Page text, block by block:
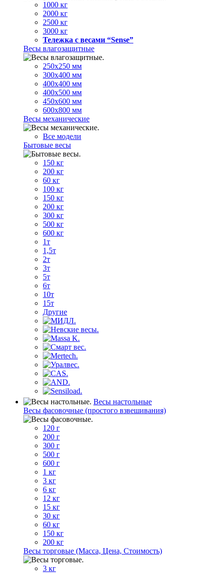
1000 кг
2000 кг
2500 кг
3000 кг
Тележка с весами “Sense”
Весы влагозащитные
250х250 мм
300х400 мм
400х400 мм
400х500 мм
450х600 мм
600х800 мм
Весы механические
Все модели
Бытовые весы
150 кг
200 кг
60 кг
100 кг
150 кг
200 кг
300 кг
500 кг
600 кг
1т
1,5т
2т
3т
5т
6т
10т
15т
Другие
Весы настольные
Весы фасовочные (простого взвешивания)
120 г
200 г
300 г
500 г
600 г
1 кг
3 кг
6 кг
12 кг
15 кг
30 кг
60 кг
150 кг
200 кг
Весы торговые (Масса, Цена, Стоимость)
3 кг